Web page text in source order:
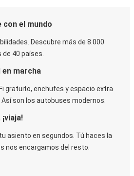
el mundo
Descubre más de 8.000
40 países.
en marcha
gratuito, enchufes y espacio extra
son los autobuses modernos.
asiento en segundos. Tú haces la
nos encargamos del resto.